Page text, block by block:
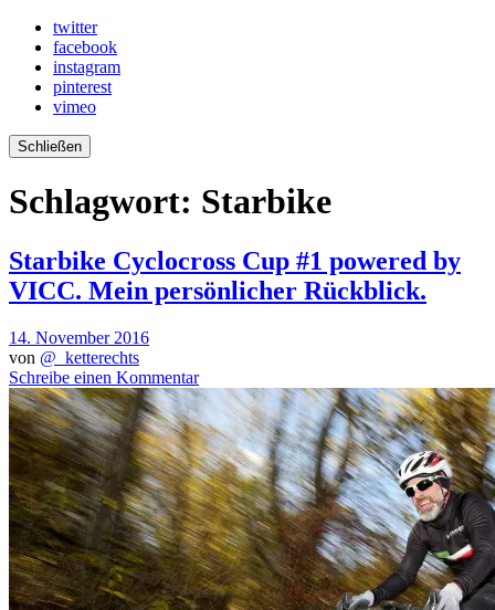
twitter
facebook
instagram
pinterest
vimeo
Schließen
Schlagwort: Starbike
Starbike Cyclocross Cup #1 powered by
VICC. Mein persönlicher Rückblick.
14. November 2016
von @_ketterechts
Schreibe einen Kommentar